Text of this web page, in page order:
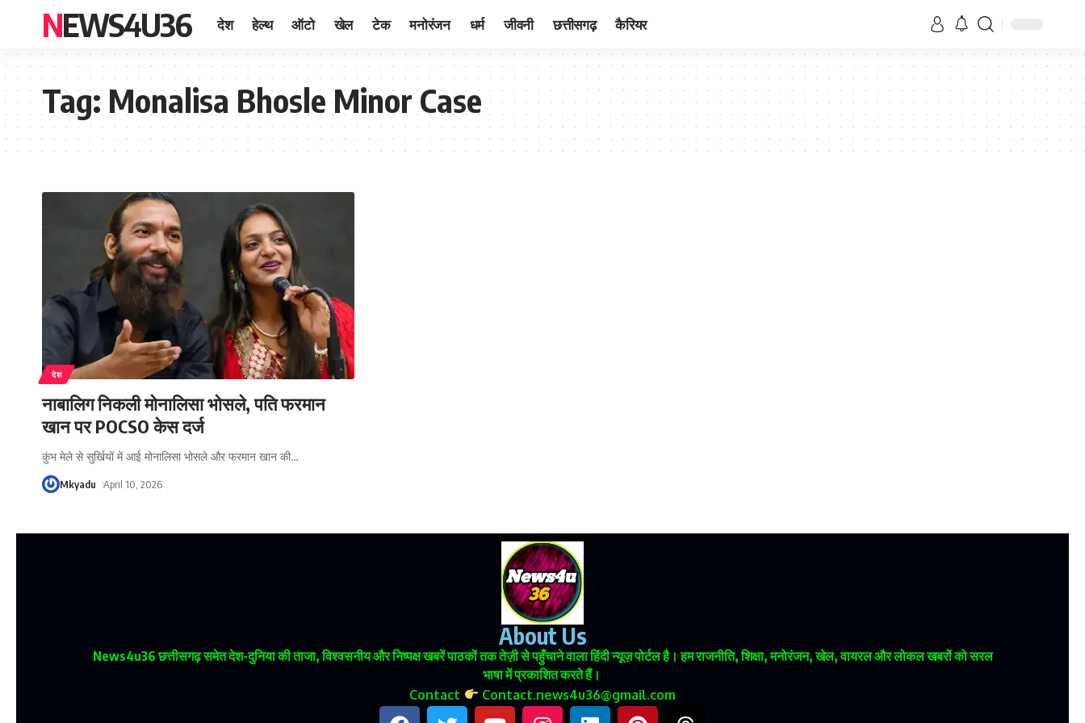
NEWS4U36 देश हेल्थ ऑटो खेल टेक मनोरंजन धर्म जीवनी छत्तीसगढ़ कैरियर
Tag:Monalisa Bhosle Minor Case
देश
नाबालिग निकली मोनालिसा भोसले, पति फरमान
खान पर POCSO केस दर्ज
कुंभ मेले से सुर्खियों में आई मोनालिसा भोसले और फरमान खान की…
Mkyadu April 10, 2026
About Us
News4u36छत्तीसगढ़ समेत देश-दुनिया की ताजा, विश्वसनीय और निष्पक्ष खबरें पाठकों तक तेज़ी से पहुँचाने वाला हिंदी न्यूज़ पोर्टल है। हम राजनीति, शिक्षा, मनोरंजन, खेल, वायरल और लोकल खबरों को सरल
भाषा में प्रकाशित करते हैं।
Contact
Contact.news4u36@gmail.com